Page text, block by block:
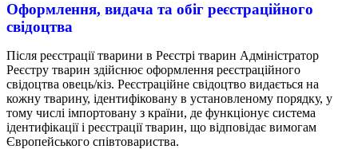
Оформлення, видача та обіг реєстраційного
свідоцтва
Після реєстрації тварини в Реєстрі тварин Адміністратор
Реєстру тварин здійснює оформлення реєстраційного
свідоцтва овець/кіз. Реєстраційне свідоцтво видається на
кожну тварину, ідентифіковану в установленому порядку, у
тому числі імпортовану з країни, де функціонує система
ідентифікації і реєстрації тварин, що відповідає вимогам
Європейського співтовариства.